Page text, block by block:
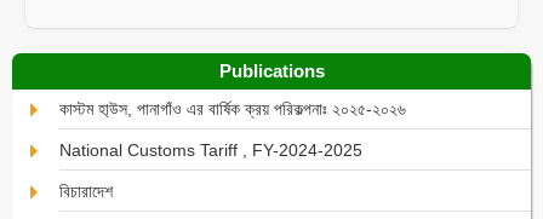
Publications
কাস্টম হা্উস, পানাগাঁও এর বার্ষিক ক্রয় পরিকল্পনাঃ ২০২৫-২০২৬
National Customs Tariff , FY-2024-2025
বিচারাদেশ